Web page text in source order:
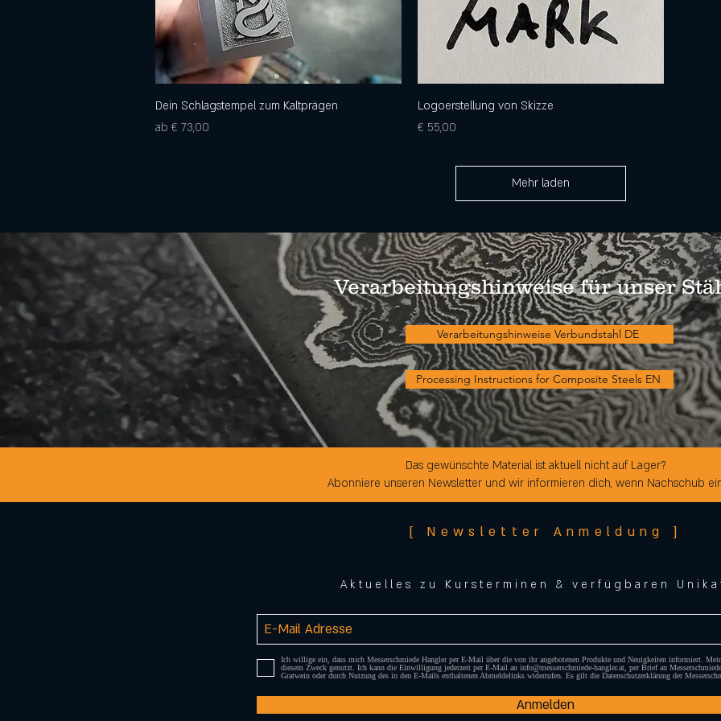
Schnellansicht
Dein Schlagstempel zum Kaltprägen
ab € 73,00
Sale-Preis
Schnellansicht
Logoerstellung von Skizze
Preis
€ 55,00
Mehr laden
Verarbeitungshinweise für unser
Verarbeitungshinweise Verbundstahl DE
Processing Instructions for Composite Steels EN
Das gewünschte Material ist aktuell nicht auf Lager?
Abonniere unseren Newsletter und wir informieren dich, wenn Nachschub
[ Newsletter Anmeldung ]
Aktuelles zu Kursterminen & verfügbaren
Ich willige ein, dass mich Messerschmiede Hangler per E-Mail über die von ihr angebotenen Produkte und Neuigkeiten informiert.
diesem Zweck genutzt. Ich kann die Einwilligung jederzeit per E-Mail an info@messerschmiede-hangler.at, per Brief an
Gratwein oder durch Nutzung des in den E-Mails enthaltenen Abmeldelinks widerrufen. Es gilt die Datenschutzerklärung der
Anmelden